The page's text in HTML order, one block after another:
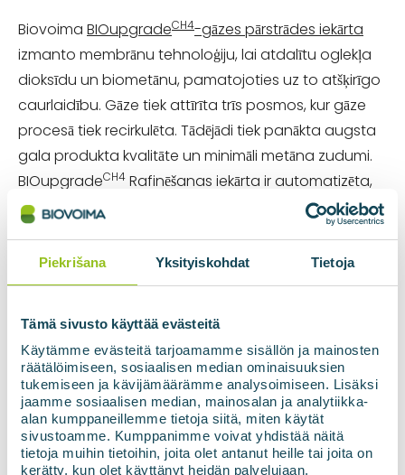
Piekrišana Yksityiskohdat Tietoja
Tämä sivusto käyttää evästeitä
Käytämme evästeitä tarjoamamme sisällön ja mainosten
räätälöimiseen, sosiaalisen median ominaisuuksien
tukemiseen ja kävijämäärämme analysoimiseen. Lisäksi
jaamme sosiaalisen median, mainosalan ja analytiikka-
alan kumppaneillemme tietoja siitä, miten käytät
sivustoamme. Kumppanimme voivat yhdistää näitä
tietoja muihin tietoihin, joita olet antanut heille tai joita on
kerätty, kun olet käyttänyt heidän palvelujaan.
Biovoima BIOupgradeCH4-gāzes pārstrādes iekārta
izmanto membrānu tehnoloģiju, lai atdalītu oglekļa
dioksīdu un biometānu, pamatojoties uz to atšķirīgo
caurlaidību. Gāze tiek attīrīta trīs posmos, kur gāze
procesā tiek recirkulēta. Tādējādi tiek panākta augsta
gala produkta kvalitāte un minimāli metāna zudumi.
BIOupgradeCH4 Rafinēšanas iekārta ir automatizēta,
viegli kontrolējama un attālināti vadāma sistēma, kas
no neapstrādātas biogāzes ražo augstas kvalitātes
biometānu.
apsaimniekošanas pakalpojumus - atkritumu
savākšanu, šķirošanu, transportēšanu, apstrādi un
apglabāšanu videi draudzīgā veidā, kā arī
komunikāciju un apmācību.
SIA ZAAO ir valsts uzņēmums, kas pieder 11
pašvaldībām: Alūksnei, Balviem, Cēsīm, Gulbenei,